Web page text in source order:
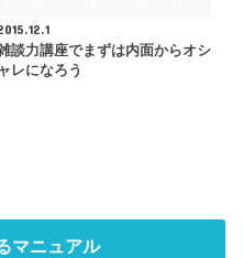
談力講座でまずは内面からオシ
ャレになろう
マニュアル